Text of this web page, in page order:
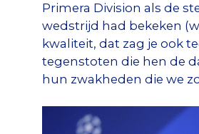
Primera Division als de
wedstrijd had bekeken
kwaliteit, dat zag je ook
tegenstoten die hen de
hun zwakheden die we